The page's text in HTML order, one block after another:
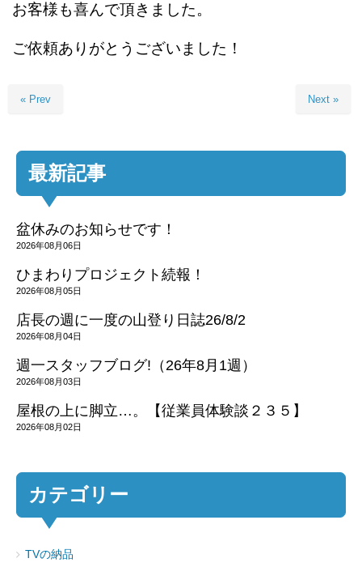
お客様も喜んで頂きました。
ご依頼ありがとうございました！
« Prev Next »
最新記事
盆休みのお知らせです！
2026年08月06日
ひまわりプロジェクト続報！
2026年08月05日
店長の週に一度の山登り日誌26/8/2
2026年08月04日
週一スタッフブログ!（26年8月1週）
2026年08月03日
屋根の上に脚立…。【従業員体験談２３５】
2026年08月02日
カテゴリー
TVの納品